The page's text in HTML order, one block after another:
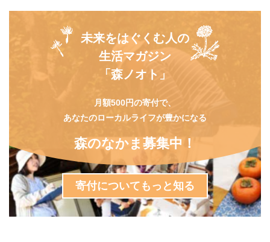
未来をはぐくむ人の
生活マガジン
「森ノオト」
月額500円の寄付で、
あなたのローカルライフが豊かになる
森のなかま募集中！
寄付についてもっと知る